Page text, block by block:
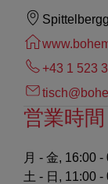
+43 1 523
営業時間
月 - 金, 16:00 -
土 - 日, 11:00 -